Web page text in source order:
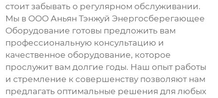
стоит забывать о регулярном обслуживании.
Мы в ООО Аньян Тэнжуй Энергосберегающее
Оборудование готовы предложить вам
профессиональную консультацию и
качественное оборудование, которое
прослужит вам долгие годы. Наш опыт работы
и стремление к совершенству позволяют нам
предлагать оптимальные решения для любых